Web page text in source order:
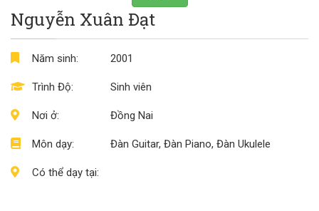
Nguyễn Xuân Đạt
Năm sinh:
Trình Độ:
Nơi ở:
Môn dạy:
Có thể dạy tại:
2001
Sinh viên
Đồng Nai
Đàn Guitar, Đàn Piano, Đàn Ukulele